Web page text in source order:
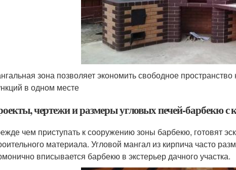
зона позволяет экономить свободное
в одном месте
чертежи и размеры угловых печей-барбекю с
чем приступать к сооружению зоны барбекю, готовят
материала. Угловой мангал из кирпича часто
вписывается барбекю в экстерьер дачного участка.